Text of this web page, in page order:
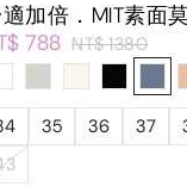
加倍．MIT素面
788 NT$ 1380
35 36 37